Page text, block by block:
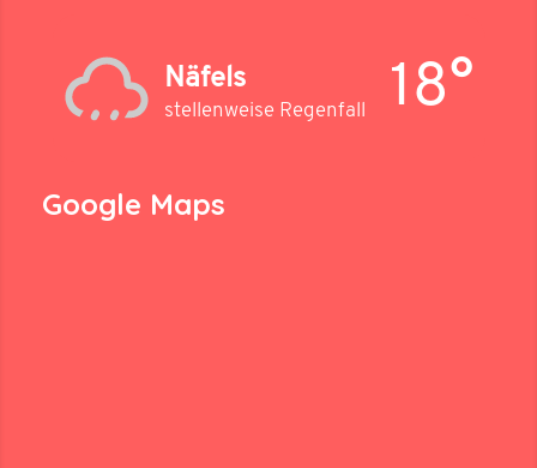
Näfels
stellenweise Regenfall 18°
Google Maps